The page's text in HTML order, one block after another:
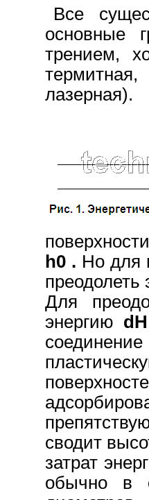
Все
основные
трением,
термитная,
лазерная).
h0 . Но для
преодолеть
Для
энергию
сводит
затрат
обычно в